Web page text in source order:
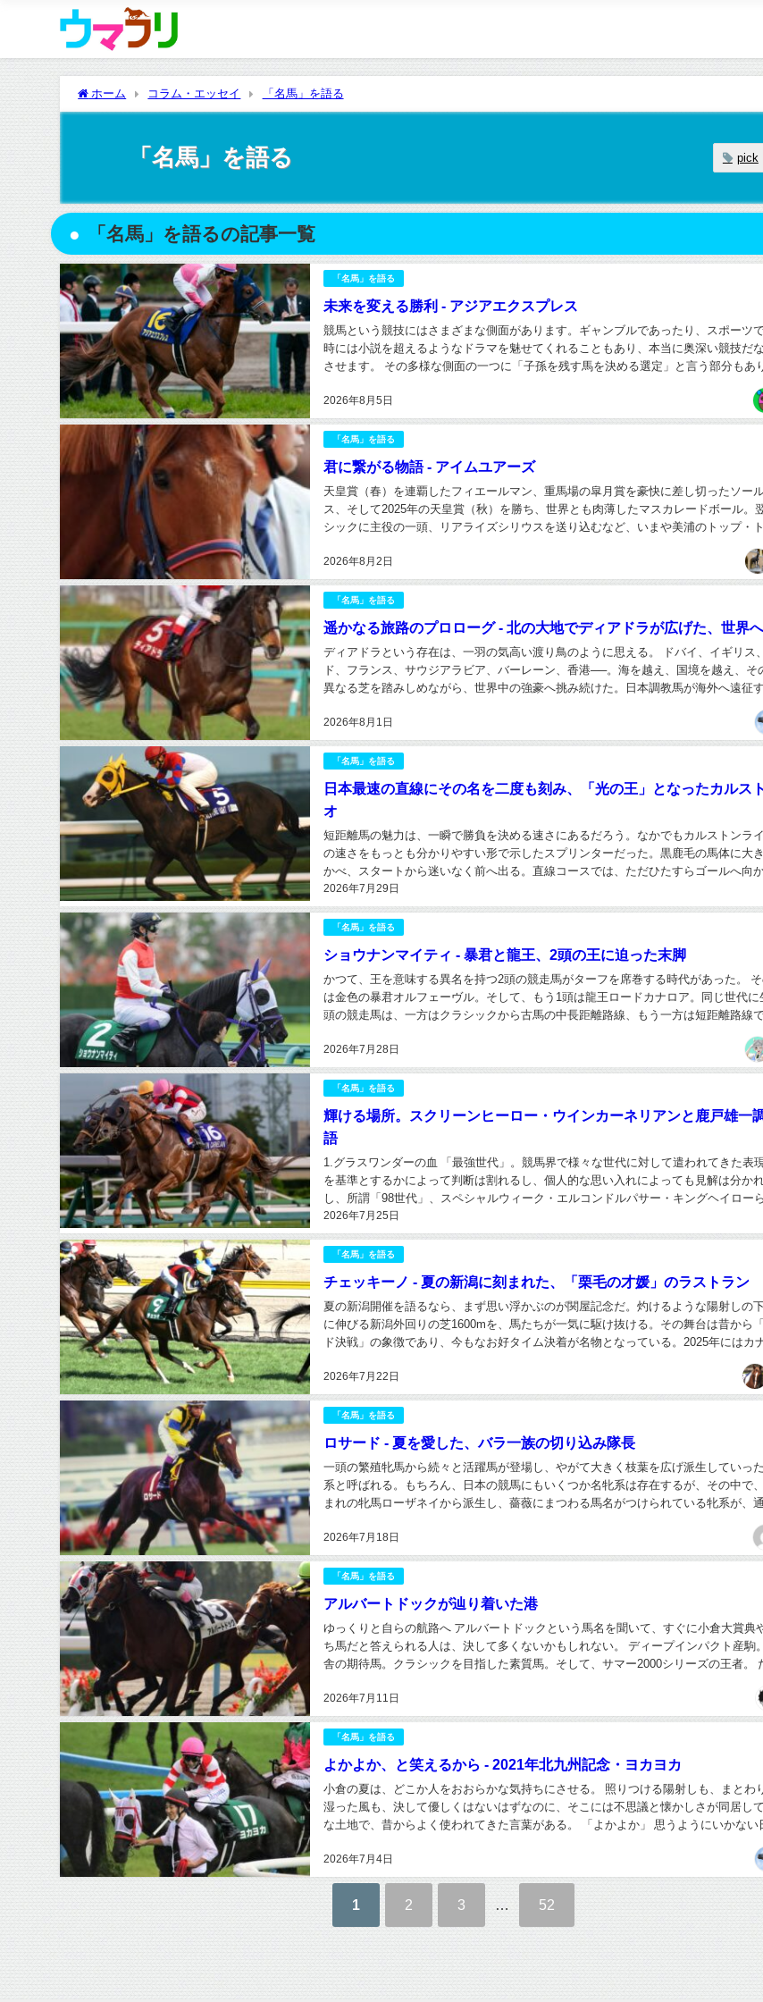
ホーム コラム・エッセイ 「名馬」を語る
「名馬」を語る pick
「名馬」を語るの記事一覧
「名馬」を語る
未来を変える勝利 - アジアエクスプレス
2026年8月5日
競馬という競技にはさまざまな側面があります。ギャンブルであったり、スポーツで
時には小説を超えるようなドラマを魅せてくれることもあり、本当に奥深い競技だ
させます。 その多様な側面の一つに「子孫を残す馬を決める選定」と言う部分もあ
「名馬」を語る
君に繋がる物語 - アイムユアーズ
2026年8月2日
天皇賞（春）を連覇したフィエールマン、重馬場の皐月賞を豪快に差し切ったソー
ス、そして2025年の天皇賞（秋）を勝ち、世界とも肉薄したマスカレードボール。
シックに主役の一頭、リアライズシリウスを送り込むなど、いまや美浦のトップ・ト
「名馬」を語る
遥かなる旅路のプロローグ - 北の大地でディアドラが広げた、世界
2026年8月1日
ディアドラという存在は、一羽の気高い渡り鳥のように思える。 ドバイ、イギリス
ド、フランス、サウジアラビア、バーレーン、香港──。海を越え、国境を越え、そ
異なる芝を踏みしめながら、世界中の強豪へ挑み続けた。日本調教馬が海外へ遠征す
「名馬」を語る
日本最速の直線にその名を二度も刻み、「光の王」となったカルス
オ
2026年7月29日
短距離馬の魅力は、一瞬で勝負を決める速さにあるだろう。なかでもカルストンラ
の速さをもっとも分かりやすい形で示したスプリンターだった。黒鹿毛の馬体に大
かべ、スタートから迷いなく前へ出る。直線コースでは、ただひたすらゴールへ向か
ていく。その姿は、駆け引きというよりも、純粋なスピードそのもの...
「名馬」を語る
ショウナンマイティ - 暴君と龍王、2頭の王に迫った末脚
2026年7月28日
かつて、王を意味する異名を持つ2頭の競走馬がターフを席巻する時代があった。
は金色の暴君オルフェーヴル。そして、もう1頭は龍王ロードカナロア。同じ世代に
頭の競走馬は、一方はクラシックから古馬の中長距離路線、もう一方は短距離路線で
「名馬」を語る
輝ける場所。スクリーンヒーロー・ウインカーネリアンと鹿戸雄一
語
2026年7月25日
1.グラスワンダーの血 「最強世代」。競馬界で様々な世代に対して遣われてきた表
を基準とするかによって判断は割れるし、個人的な思い入れによっても見解は分か
し、所謂「98世代」、スペシャルウィーク・エルコンドルパサー・キングヘイロー
1998年クラシック世代がその候補の一角であることは衆目の...
「名馬」を語る
チェッキーノ - 夏の新潟に刻まれた、「栗毛の才媛」のラストラン
2026年7月22日
夏の新潟開催を語るなら、まず思い浮かぶのが関屋記念だ。灼けるような陽射しの
に伸びる新潟外回りの芝1600mを、馬たちが一気に駆け抜ける。その舞台は昔から
ド決戦」の象徴であり、今もなお好タイム決着が名物となっている。2025年にはカ
「名馬」を語る
ロサード - 夏を愛した、バラ一族の切り込み隊長
2026年7月18日
一頭の繁殖牝馬から続々と活躍馬が登場し、やがて大きく枝葉を広げ派生していっ
系と呼ばれる。もちろん、日本の競馬にもいくつか名牝系は存在するが、その中で
まれの牝馬ローザネイから派生し、薔薇にまつわる馬名がつけられている牝系が、通
「名馬」を語る
アルバートドックが辿り着いた港
2026年7月11日
ゆっくりと自らの航路へ アルバートドックという馬名を聞いて、すぐに小倉大賞典
ち馬だと答えられる人は、決して多くないかもしれない。 ディープインパクト産駒
舎の期待馬。クラシックを目指した素質馬。そして、サマー2000シリーズの王者。
「名馬」を語る
よかよか、と笑えるから - 2021年北九州記念・ヨカヨカ
2026年7月4日
小倉の夏は、どこか人をおおらかな気持ちにさせる。 照りつける陽射しも、まとわ
湿った風も、決して優しくはないはずなのに、そこには不思議と懐かしさが同居し
な土地で、昔からよく使われてきた言葉がある。 「よかよか」 思うようにいかない
1 2 3 … 52